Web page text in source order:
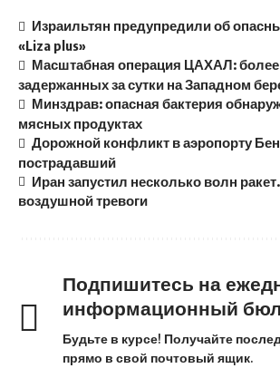
Израильтян предупредили об
«Liza plus»
Масштабная операция ЦАХАЛ: более
задержанных за сутки на Западном
Минздрав: опасная бактерия
мясных продуктах
Дорожной конфликт в аэропорту
пострадавший
Иран запустил несколько волн
воздушной тревоги
Подпишитесь на
информационный
Будьте в курсе! Получайте
прямо в свой почтовый ящик.